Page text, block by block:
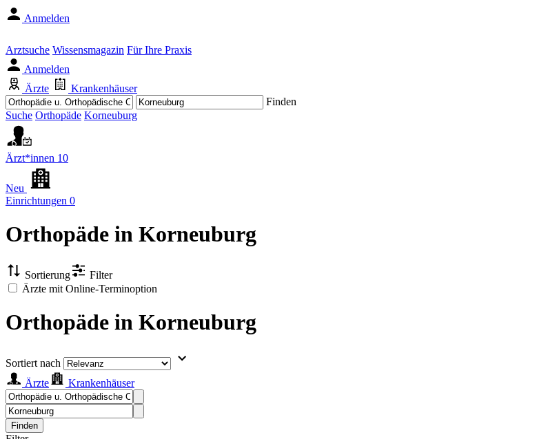
Anmelden
Arztsuche Wissensmagazin Für Ihre Praxis
Anmelden
Ärzte
Krankenhäuser
Finden
Suche Orthopäde Korneuburg
Ärzt*innen 10
Neu
Einrichtungen 0
Orthopäde in Korneuburg
Sortierung
Filter
Ärzte mit Online-Terminoption
Orthopäde in Korneuburg
Sortiert nach
Ärzte
Krankenhäuser
Finden